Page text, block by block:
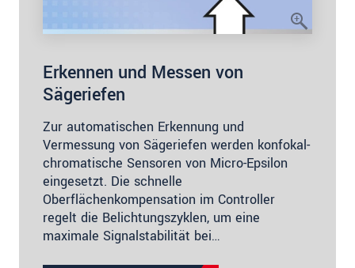
Erkennen und Messen von
Sägeriefen
Zur automatischen Erkennung und
Vermessung von Sägeriefen werden konfokal-
chromatische Sensoren von Micro-Epsilon
eingesetzt. Die schnelle
Oberflächenkompensation im Controller
regelt die Belichtungszyklen, um eine
maximale Signalstabilität bei…